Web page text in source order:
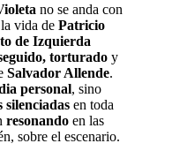
no se anda con
vida de Patricio
de Izquierda
torturado y
Salvador Allende.
personal, sino
silenciadas en toda
resonando en las
sobre el escenario.